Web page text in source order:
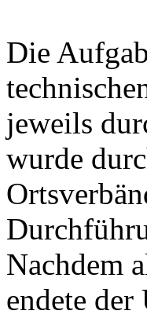
Die
jeweils
wurde
Nachdem
endete